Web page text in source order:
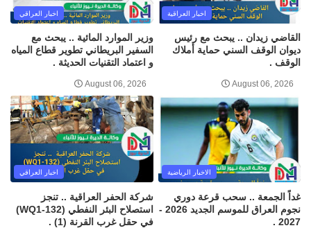
اخبار العراقية
القاضي زيدان .. يبحث مع رئيس
ديوان الوقف السني حماية أملاك
الوقف .
August 06, 2026
اخبار العراقي
وزير الموارد المائية .. يبحث مع
السفير البريطاني تطوير قطاع المياه
و اعتماد التقنيات الحديثة .
August 06, 2026
الاخبار الرياضية
غداً الجمعة .. سحب قرعة دوري
نجوم العراق للموسم الجديد 2026 -
2027 .
اخبار العراقي
شركة الحفر العراقية .. تنجز
استصلاح البئر النفطي (WQ1-132)
في حقل غرب القرنة (1) .